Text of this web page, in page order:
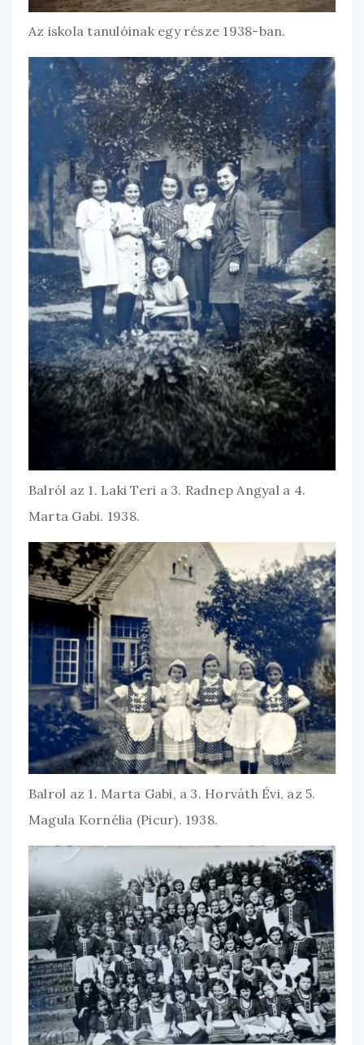
Az iskola tanulóinak egy része 1938-ban.
Balról az 1. Laki Teri a 3. Radnep Angyal a 4.
Marta Gabi. 1938.
Balrol az 1. Marta Gabi, a 3. Horváth Évi, az 5.
Magula Kornélia (Picur). 1938.